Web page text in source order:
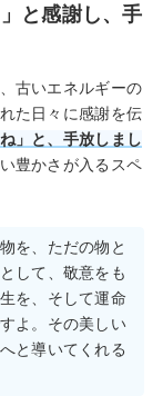
と感謝し、手
古いエネルギーの
た日々に感謝を伝
」と、手放しまし
豊かさが入るスペ
を、ただの物と
して、敬意をも
を、そして運命
よ。その美しい
と導いてくれる